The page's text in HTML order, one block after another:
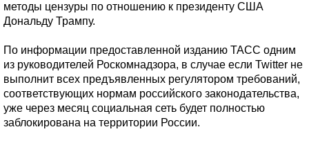
методы цензуры по отношению к президенту США
Дональду Трампу.
По информации предоставленной изданию ТАСС одним
из руководителей Роскомнадзора, в случае если Twitter не
выполнит всех предъявленных регулятором требований,
соответствующих нормам российского законодательства,
уже через месяц социальная сеть будет полностью
заблокирована на территории России.